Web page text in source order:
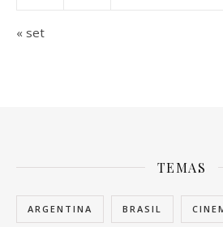
« set
TEMAS
ARGENTINA BRASIL